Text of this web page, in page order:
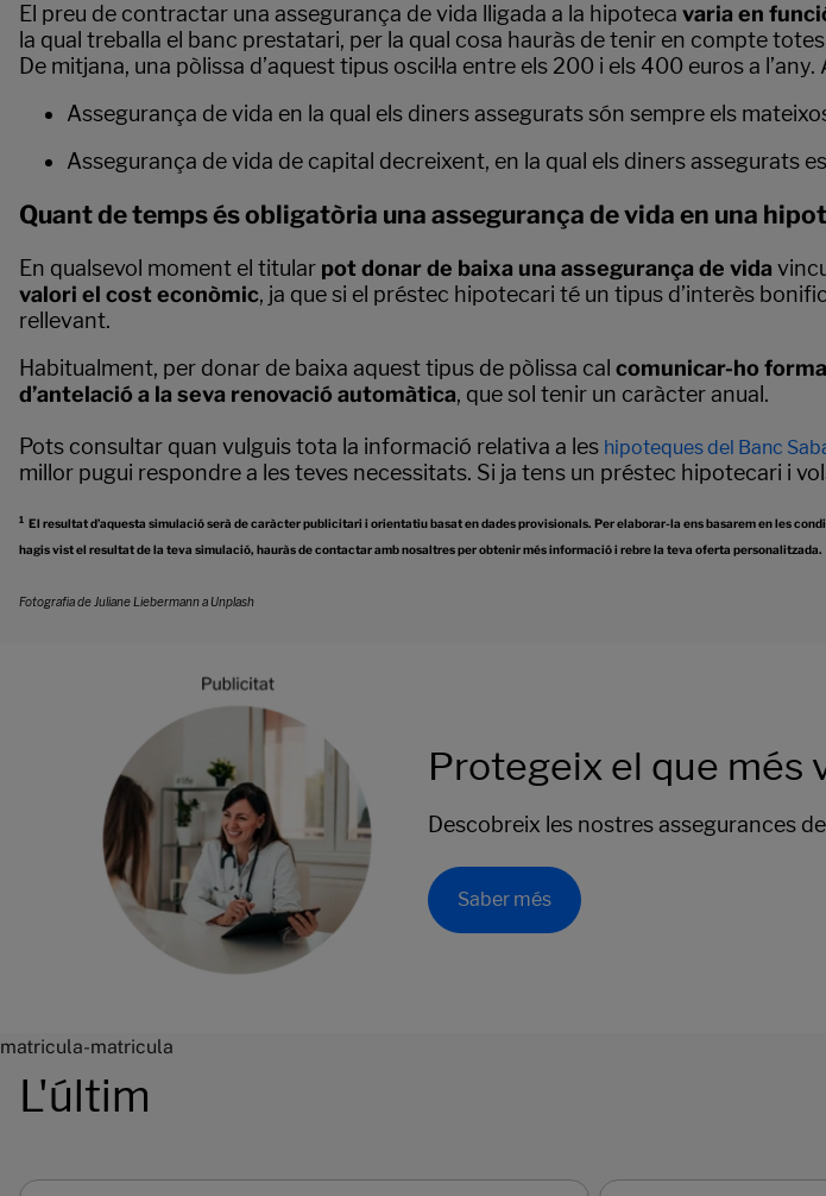
El preu de contractar una assegurança de vida lligada a la hipoteca varia en
la qual treballa el banc prestatari, per la qual cosa hauràs de tenir en compte
De mitjana, una pòlissa d’aquest tipus oscil·la entre els 200 i els 400 euros a
Assegurança de vida en la qual els diners assegurats són sempre els
Assegurança de vida de capital decreixent, en la qual els diners assegurats
Quant de temps és obligatòria una assegurança de vida en una
En qualsevol moment el titular pot donar de baixa una assegurança de vida
valori el cost econòmic, ja que si el préstec hipotecari té un tipus d’interès
rellevant.
Habitualment, per donar de baixa aquest tipus de pòlissa cal comunicar-ho
d’antelació a la seva renovació automàtica, que sol tenir un caràcter anual.
Pots consultar quan vulguis tota la informació relativa a les hipoteques del Banc
millor pugui respondre a les teves necessitats. Si ja tens un préstec hipotecari i
1 El resultat d’aquesta simulació serà de caràcter publicitari i orientatiu basat en dades provisionals. Per elaborar-la ens basarem en les
hagis vist el resultat de la teva simulació, hauràs de contactar amb nosaltres per obtenir més informació i rebre la teva oferta personalitzada.
Fotografia de Juliane Liebermann a Unplash
Protegeix el que més
Descobreix les nostres assegurances
Saber més
matricula-matricula
L'últim